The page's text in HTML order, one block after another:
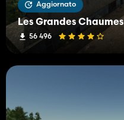
Aggiornato
Les Grandes Chaumes
56 496